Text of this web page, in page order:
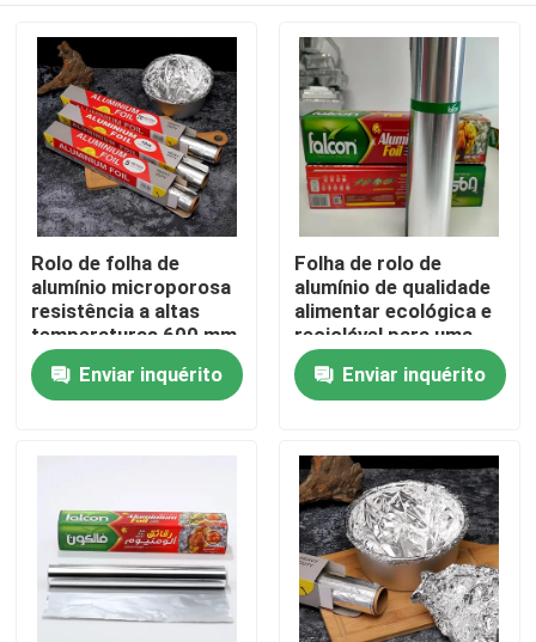
Produtos
Vídeos
Rolo de folha de
alumínio microporosa
resistência a altas
temperaturas 600 mm
Enviar inquérito
Folha de rolo de
alumínio de qualidade
alimentar ecológica e
reciclável para uma
vida sustentável
Enviar inquérito